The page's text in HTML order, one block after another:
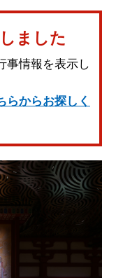
ました
事情報を表示し
らからお探しく